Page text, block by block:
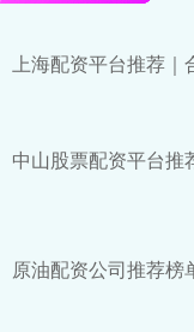
上海配资平台推荐｜
中山股票配资平台推
原油配资公司推荐榜